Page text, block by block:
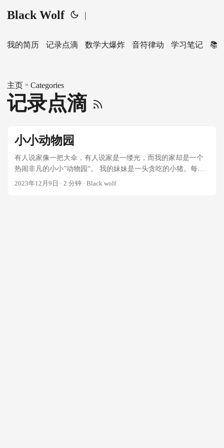
Black Wolf |
我的简历 记录点滴 数学大爆炸 音符律动 学习笔记 📚
主页 » Categories
记录点滴
小小动物园
有人说家像一把大伞，有人说家是一缕光，而我的家却是一个
热闹非凡的小小”动物园“。 我的妹妹是一头贪吃的小猪。每一
次我们吃晚饭时，她就会爬到我的椅子上，扶着桌子，站起
2023年12月9日 · 2 分钟 · Black wolf